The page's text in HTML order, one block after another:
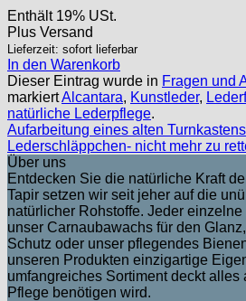
Enthält 19% USt.
Plus Versand
Lieferzeit: sofort lieferbar
In den Warenkorb
Dieser Eintrag wurde in Fragen und
markiertAlcantara, Kunstleder,
natürliche Lederpflege.
Aufarbeitung eines alten Turnkastens
Lederschläppchen- nicht mehr zu
Über uns
Entdecken Sie die natürliche Kraft
Tapir setzen wir seit jeher auf die
natürlicher Rohstoffe. Jeder
unser Carnaubawachs für den
Schutz oder unser pflegendes
unseren Produkten einzigartige
umfangreiches Sortiment deckt alles
Pflege benötigen wird.